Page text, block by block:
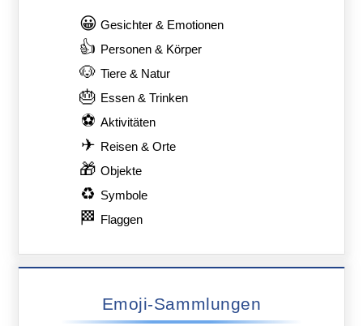
😀 Gesichter & Emotionen
👍 Personen & Körper
🐶 Tiere & Natur
🎂 Essen & Trinken
⚽ Aktivitäten
✈ Reisen & Orte
🎁 Objekte
♻ Symbole
🏁 Flaggen
Emoji-Sammlungen